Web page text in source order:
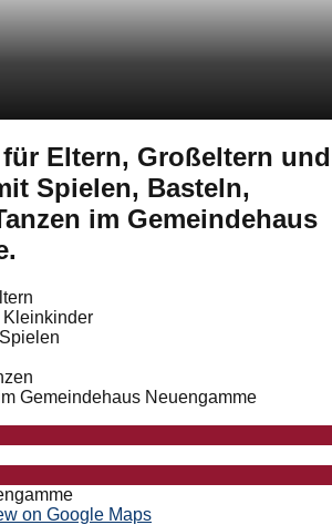
Eltern, Großeltern und
Spielen, Basteln,
im Gemeindehaus
Gemeindehaus Neuengamme
on Google Maps